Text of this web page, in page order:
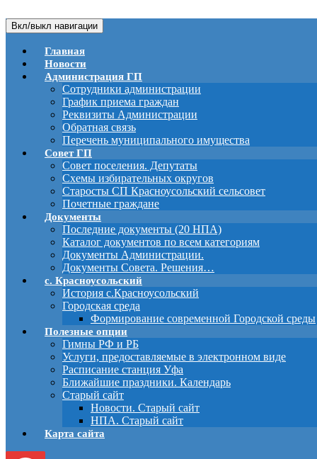
Вкл/выкл навигации
Главная
Новости
Администрация ГП
Сотрудники администрации
График приема граждан
Реквизиты Администрации
Обратная связь
Перечень муниципального имущества
Совет ГП
Совет поселения. Депутаты
Схемы избирательных округов
Старосты СП Красноусольский сельсовет
Почетные граждане
Документы
Последние документы (20 НПА)
Каталог документов по всем категориям
Документы Администрации.
Документы Совета. Решения…
с. Красноусольский
История с.Красноусольский
Городская среда
Формирование современной Городской среды
Полезные опции
Гимны РФ и РБ
Услуги, предоставляемые в электронном виде
Расписание станция Уфа
Ближайшие праздники. Календарь
Старый сайт
Новости. Старый сайт
НПА. Старый сайт
Карта сайта